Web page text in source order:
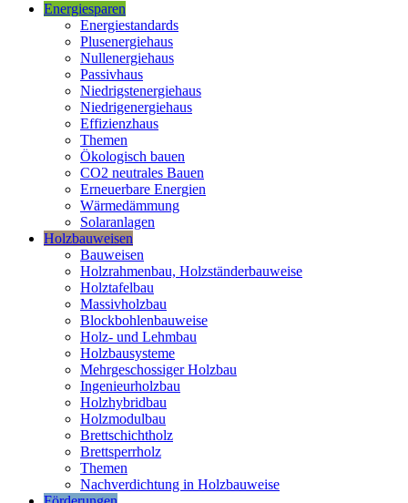
Energiesparen
Energiestandards
Plusenergiehaus
Nullenergiehaus
Passivhaus
Niedrigstenergiehaus
Niedrigenergiehaus
Effizienzhaus
Themen
Ökologisch bauen
CO2 neutrales Bauen
Erneuerbare Energien
Wärmedämmung
Solaranlagen
Holzbauweisen
Bauweisen
Holzrahmenbau, Holzständerbauweise
Holztafelbau
Massivholzbau
Blockbohlenbauweise
Holz- und Lehmbau
Holzbausysteme
Mehrgeschossiger Holzbau
Ingenieurholzbau
Holzhybridbau
Holzmodulbau
Brettschichtholz
Brettsperrholz
Themen
Nachverdichtung in Holzbauweise